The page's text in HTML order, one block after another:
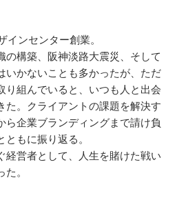
インセンター創業。
の構築、阪神淡路大震災、そして
かないことも多かったが、ただ
り組んでいると、いつも人と出会
た。クライアントの課題を解決す
ら企業ブランディングまで請け負
もに振り返る。
経営者として、人生を賭けた戦い
。